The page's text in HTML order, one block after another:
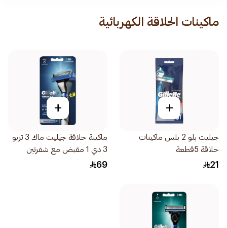
ماكينات الحلاقة الكهربائية
+
جيليت بلو 2 بلس ماكينات
حلاقة 5قطعة
21
+
ماكينة حلاقة جيليت ماك 3 تربو
3 دي 1 مقبض مع شفرتين
2قطعة
69